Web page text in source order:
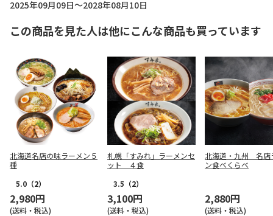
2025年09月09日～2028年08月10日
この商品を見た人は他にこんな商品も買っています
北海道名店の味ラーメン５
種
5.0 （2）
2,980円
(送料・税込)
札幌「すみれ」ラーメンセ
ット ４食
3.5 （2）
3,100円
(送料・税込)
北海道・九州 名店
ン食べくらべ
2,880円
(送料・税込)